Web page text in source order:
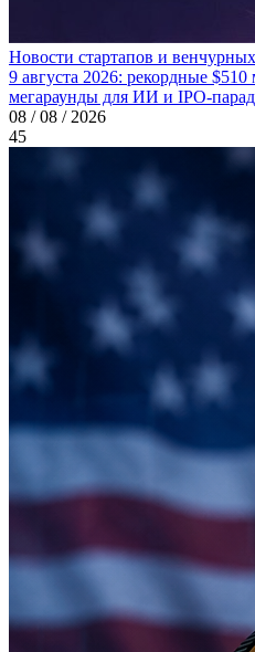
Новости стартапов и
9 августа 2026: рекордные
мегараунды для ИИ и IPO-
08 / 08 / 2026
45